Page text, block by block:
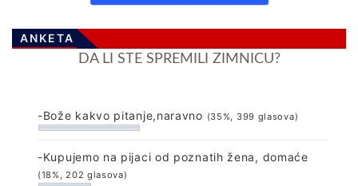
ANKETA
DA LI STE SPREMILI ZIMNICU?
-Bože kakvo pitanje,naravno (35%, 399 glasova)
-Kupujemo na pijaci od poznatih žena, domaće
(18%, 202 glasova)